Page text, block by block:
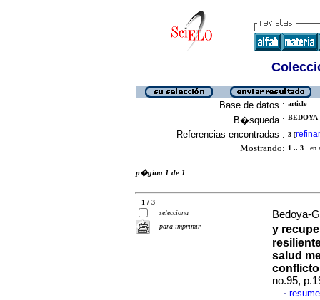
Base de datos : article
B�squeda :
Referencias encontradas : 3 [refinar
Mostrando: 1 .. 3 en
p�gina 1 de 1
1 / 3
selecciona
para imprimir
Bedoya-
y
salud
no.95,
·